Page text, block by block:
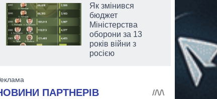
Як змінився
бюджет
Міністерства
оборони за 13
років війни з
росією